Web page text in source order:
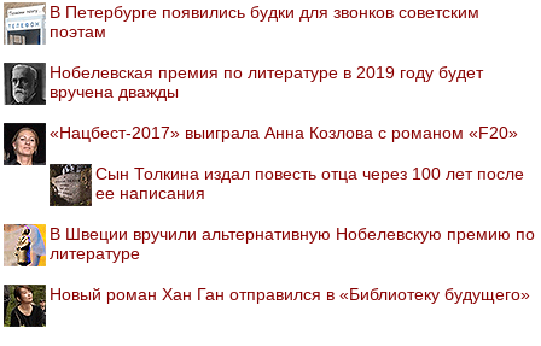
В Петербурге появились будки для звонков советским
поэтам
Нобелевская премия по литературе в 2019 году будет
вручена дважды
«Нацбест-2017» выиграла Анна Козлова с романом «F20»
Сын Толкина издал повесть отца через 100 лет после
ее написания
В Швеции вручили альтернативную Нобелевскую премию по
литературе
Новый роман Хан Ган отправился в «Библиотеку будущего»